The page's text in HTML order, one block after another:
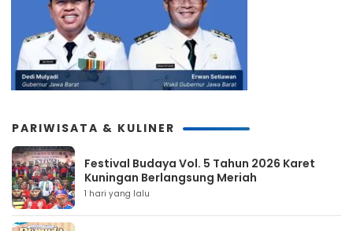
PARIWISATA & KULINER
Festival Budaya Vol. 5 Tahun 2026 Karet
Kuningan Berlangsung Meriah
1 hari yang lalu